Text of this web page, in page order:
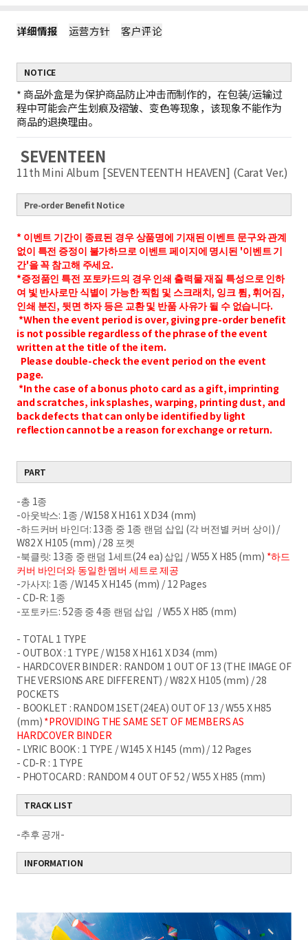
详细情报 运营方针 客户评论
NOTICE
* 商品外盒是为保护商品防止冲击而制作的，在包装/运输过
程中可能会产生划痕及褶皱、变色等现象，该现象不能作为
商品的退换理由。
SEVENTEEN
11th Mini Album [SEVENTEENTH HEAVEN] (Carat Ver.)
Pre-order Benefit Notice
* 이벤트 기간이 종료된 경우 상품명에 기재된 이벤트 문구와 관계
없이 특전 증정이 불가하므로 이벤트 페이지에 명시된 '이벤트 기
간'을 꼭 참고해 주세요.
*증정품인 특전 포토카드의 경우 인쇄 출력물 재질 특성으로 인하
여 빛 반사로만 식별이 가능한 찍힘 및 스크래치, 잉크 튐, 휘어짐,
인쇄 분진, 뒷면 하자 등은 교환 및 반품 사유가 될 수 없습니다.
*When the event period is over, giving pre-order benefit
is not possible regardless of the phrase of the event
written at the title of the item.
Please double-check the event period on the event
page.
*In the case of a bonus photo card as a gift, imprinting
and scratches, ink splashes, warping, printing dust, and
back defects that can only be identified by light
reflection cannot be a reason for exchange or return.
PART
-총 1종
-아웃박스: 1종 / W158 X H161 X D34 (mm)
-하드커버 바인더: 13종 중 1종 랜덤 삽입 (각 버전별 커버 상이) /
W82 X H105 (mm) / 28 포켓
-북클릿: 13종 중 랜덤 1세트(24 ea) 삽입 / W55 X H85 (mm) *하드
커버 바인더와 동일한 멤버 세트로 제공
-가사지: 1종 / W145 X H145 (mm) / 12 Pages
- CD-R: 1종
-포토카드: 52종 중 4종 랜덤 삽입 / W55 X H85 (mm)
- TOTAL 1 TYPE
- OUTBOX : 1 TYPE / W158 X H161 X D34 (mm)
- HARDCOVER BINDER : RANDOM 1 OUT OF 13 (THE IMAGE OF
THE VERSIONS ARE DIFFERENT) / W82 X H105 (mm) / 28
POCKETS
- BOOKLET : RANDOM 1SET(24EA) OUT OF 13 / W55 X H85
(mm) *PROVIDING THE SAME SET OF MEMBERS AS
HARDCOVER BINDER
- LYRIC BOOK : 1 TYPE / W145 X H145 (mm) / 12 Pages
- CD-R : 1 TYPE
- PHOTOCARD : RANDOM 4 OUT OF 52 / W55 X H85 (mm)
TRACK LIST
-추후 공개-
INFORMATION